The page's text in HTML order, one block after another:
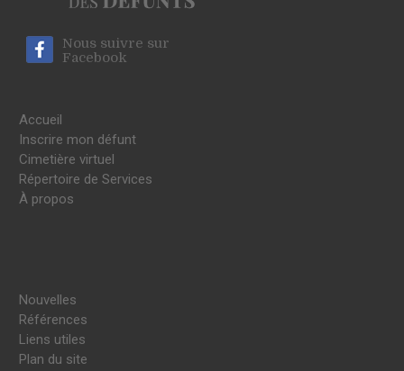
Nous suivre sur
Facebook
Accueil
Inscrire mon défunt
Cimetière virtuel
Répertoire de Services
À propos
Nouvelles
Références
Liens utiles
Plan du site